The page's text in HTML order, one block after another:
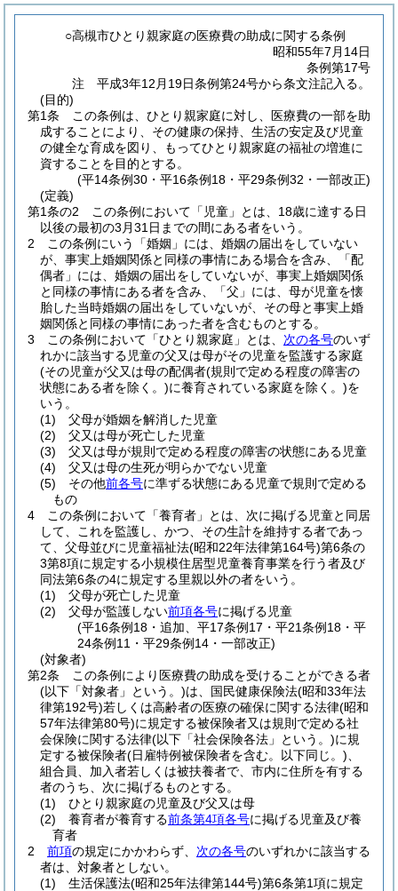
○高槻市ひとり親家庭の医療費の助成に関する条例
昭和55年7月14日
条例第17号
注 平成3年12月19日条例第24号から条文注記入る。
(目的)
第1条
この条例は、ひとり親家庭に対し、医療費の一部を助
成することにより、その健康の保持、生活の安定及び児童
の健全な育成を図り、もってひとり親家庭の福祉の増進に
資することを目的とする。
(平14条例30・平16条例18・平29条例32・一部改正)
(定義)
第1条の2
この条例において「児童」とは、18歳に達する日
以後の最初の3月31日までの間にある者をいう。
2
この条例にいう「婚姻」には、婚姻の届出をしていない
が、事実上婚姻関係と同様の事情にある場合を含み、「配
偶者」には、婚姻の届出をしていないが、事実上婚姻関係
と同様の事情にある者を含み、「父」には、母が児童を懐
胎した当時婚姻の届出をしていないが、その母と事実上婚
姻関係と同様の事情にあった者を含むものとする。
3
この条例において「ひとり親家庭」とは、 次の各号のいず
れかに該当する児童の父又は母がその児童を監護する家庭
(その児童が父又は母の配偶者(規則で定める程度の障害の
状態にある者を除く。)に養育されている家庭を除く。)を
いう。
(1)
父母が婚姻を解消した児童
(2)
父又は母が死亡した児童
(3)
父又は母が規則で定める程度の障害の状態にある児童
(4)
父又は母の生死が明らかでない児童
(5)
その他前各号に準ずる状態にある児童で規則で定める
もの
4
この条例において「養育者」とは、次に掲げる児童と同居
して、これを監護し、かつ、その生計を維持する者であっ
て、父母並びに児童福祉法(昭和22年法律第164号)第6条の
3第8項に規定する小規模住居型児童養育事業を行う者及び
同法第6条の4に規定する里親以外の者をいう。
(1)
父母が死亡した児童
(2)
父母が監護しない前項各号に掲げる児童
(平16条例18・追加、平17条例17・平21条例18・平
24条例11・平29条例14・一部改正)
(対象者)
第2条
この条例により医療費の助成を受けることができる者
(以下「対象者」という。)は、国民健康保険法(昭和33年法
律第192号)若しくは高齢者の医療の確保に関する法律(昭和
57年法律第80号)に規定する被保険者又は規則で定める社
会保険に関する法律(以下「社会保険各法」という。)に規
定する被保険者(日雇特例被保険者を含む。以下同じ。)
組合員、加入者若しくは被扶養者で、市内に住所を有する
者のうち、次に掲げるものとする。
(1)
ひとり親家庭の児童及び父又は母
(2)
養育者が養育する前条第4項各号に掲げる児童及び養
育者
2
前項の規定にかかわらず、 次の各号のいずれかに該当する
者は、対象者としない。
(1)
生活保護法(昭和25年法律第144号)第6条第1項に規定